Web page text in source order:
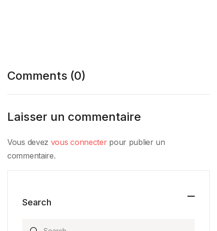
Comments (0)
Laisser un commentaire
Vous devez vous connecterpour publier un
commentaire.
Search